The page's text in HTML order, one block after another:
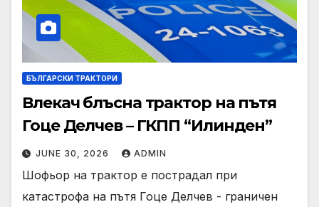
БЪЛГАРСКИ ТРАКТОРИ
Влекач блъсна трактор на пътя
Гоце Делчев – ГКПП “Илинден”
JUNE 30, 2026 ADMIN
Шофьор на трактор е пострадал при
катастрофа на пътя Гоце Делчев - граничен